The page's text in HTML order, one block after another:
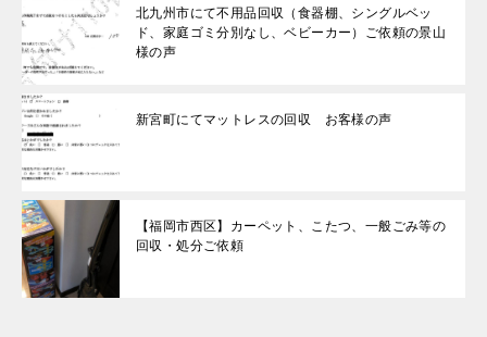
北九州市にて不用品回収（食器棚、シングルベッ
ド、家庭ゴミ分別なし、ベビーカー）ご依頼の景山
様の声
新宮町にてマットレスの回収 お客様の声
【福岡市西区】カーペット、こたつ、一般ごみ等の
回収・処分ご依頼